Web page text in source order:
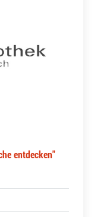
entdecken"